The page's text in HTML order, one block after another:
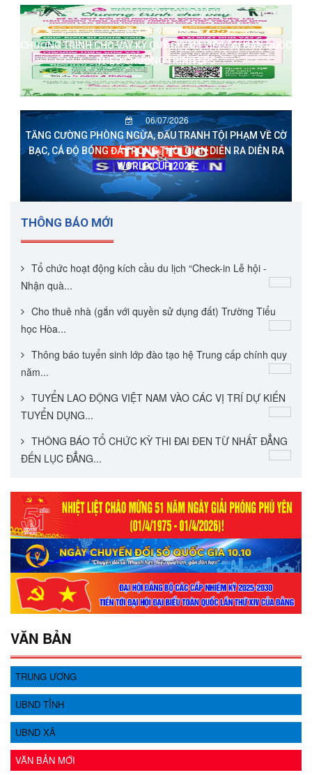
06/07/2026
CHƯƠNG TRÌNH CHO VAY KÝ QUỸ ĐI LÀM VIỆC TẠI HÀN QUỐC
THEO CHƯƠNG TRÌNH EPS
06/07/2026
TĂNG CƯỜNG PHÒNG NGỪA, ĐẤU TRANH TỘI PHẠM VỀ CỜ
BẠC, CÁ ĐỘ BÓNG ĐÁ TRONG THỜI GIAN DIỄN RA DIỄN RA
WORLD CUP 2026
THÔNG BÁO MỚI
Tổ chức hoạt động kích cầu du lịch “Check-in Lễ hội -
Nhận quà...
Cho thuê nhà (gắn với quyền sử dụng đất) Trường Tiểu
học Hòa...
Thông báo tuyển sinh lớp đào tạo hệ Trung cấp chính quy
năm...
TUYỂN LAO ĐỘNG VIỆT NAM VÀO CÁC VỊ TRÍ DỰ KIẾN
TUYỂN DỤNG...
THÔNG BÁO TỔ CHỨC KỲ THI ĐAI ĐEN TỪ NHẤT ĐẲNG
ĐẾN LỤC ĐẲNG...
VĂN BẢN
TRUNG ƯƠNG
UBND TỈNH
UBND XÃ
VĂN BẢN MỚI